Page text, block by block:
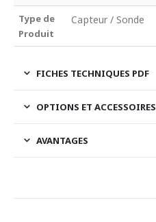
Type de
Produit
Capteur / Sonde
FICHES TECHNIQUES PDF
OPTIONS ET ACCESSOIRES
AVANTAGES